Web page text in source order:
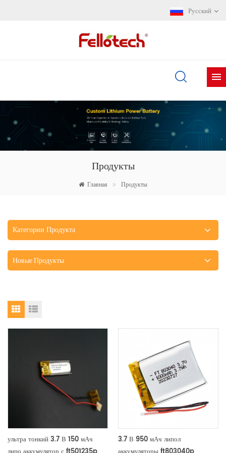
Русский
Продукты
Главная Продукты
Категории Продукта
Новые Продукты
ультра тонкий 3.7 В 150 мАч
3.7 В 950 мАч липол